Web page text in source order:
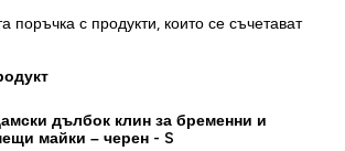
поръчка с продукти, които се съчетават
дълбок клин за бременни и
майки – черен - S